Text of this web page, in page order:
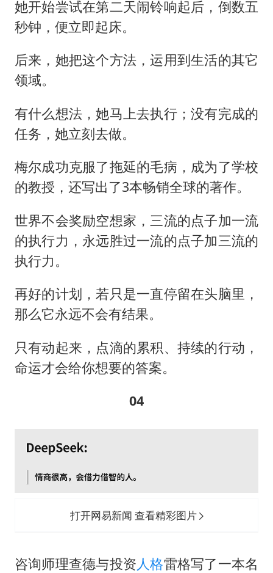
她开始尝试在第二天闹铃响起后，倒数五
秒钟，便立即起床。
后来，她把这个方法，运用到生活的其它
领域。
有什么想法，她马上去执行；没有完成的
任务，她立刻去做。
梅尔成功克服了拖延的毛病，成为了学校
的教授，还写出了3本畅销全球的著作。
世界不会奖励空想家，三流的点子加一流
的执行力，永远胜过一流的点子加三流的
执行力。
再好的计划，若只是一直停留在头脑里，
那么它永远不会有结果。
只有动起来，点滴的累积、持续的行动，
命运才会给你想要的答案。
04
打开网易新闻 查看精彩图片
咨询师理查德与投资人格雷格写了一本名